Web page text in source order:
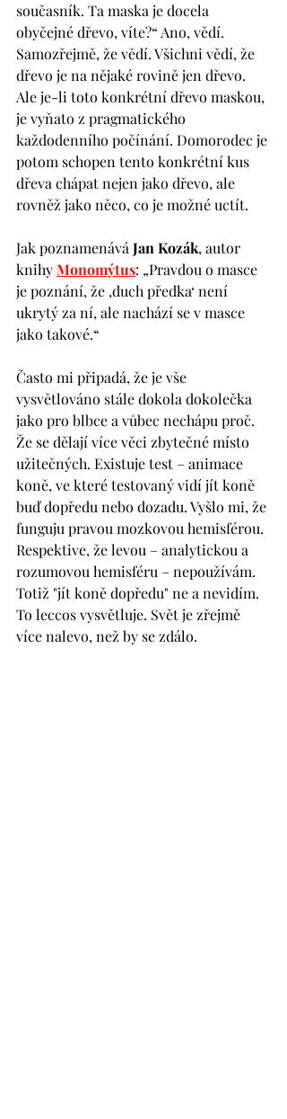
současník. Ta maska je docela
obyčejné dřevo, víte?“ Ano, vědí.
Samozřejmě, že vědí. Všichni vědí, že
dřevo je na nějaké rovině jen dřevo.
Ale je-li toto konkrétní dřevo maskou,
je vyňato z pragmatického
každodenního počínání. Domorodec je
potom schopen tento konkrétní kus
dřeva chápat nejen jako dřevo, ale
rovněž jako něco, co je možné uctít.
Jak poznamenává Jan Kozák, autor
knihy Monomýtus: „Pravdou o masce
je poznání, že ‚duch předka‘ není
ukrytý za ní, ale nachází se v masce
jako takové.“
Často mi připadá, že je vše
vysvětlováno stále dokola dokolečka
jako pro blbce a vůbec nechápu proč.
Že se dělají více věci zbytečné místo
užitečných. Existuje test – animace
koně, ve které testovaný vidí jít koně
buď dopředu nebo dozadu. Vyšlo mi, že
funguju pravou mozkovou hemisférou.
Respektive, že levou – analytickou a
rozumovou hemisféru – nepoužívám.
Totiž "jít koně dopředu" ne a nevidím.
To leccos vysvětluje. Svět je zřejmě
více nalevo, než by se zdálo.